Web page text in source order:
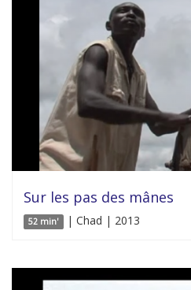
Sur les pas des mânes
52 min' | Chad | 2013